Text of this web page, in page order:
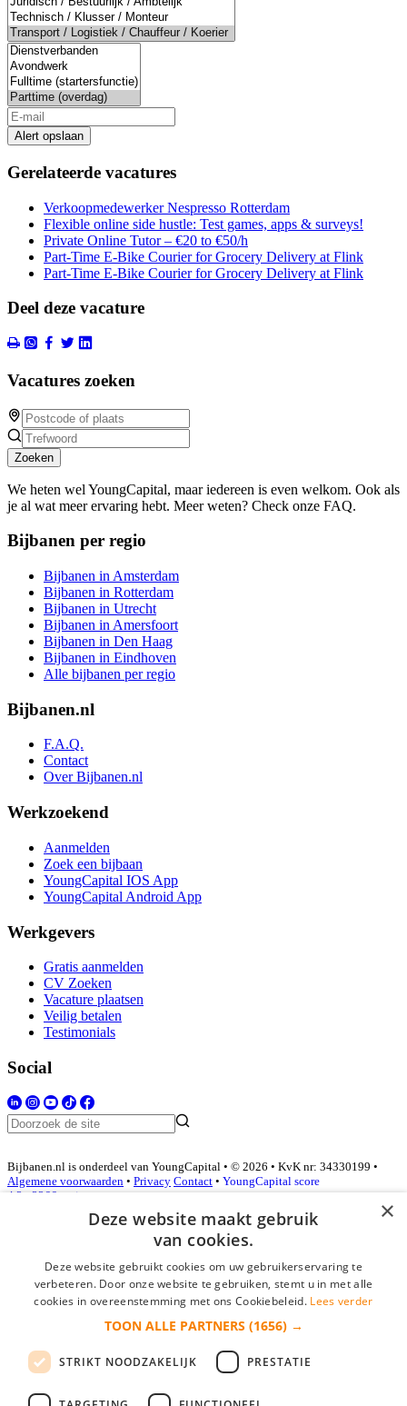
Alert opslaan
Gerelateerde vacatures
Verkoopmedewerker Nespresso Rotterdam
Flexible online side hustle: Test games, apps & surveys!
Private Online Tutor – €20 to €50/h
Part-Time E-Bike Courier for Grocery Delivery at Flink
Part-Time E-Bike Courier for Grocery Delivery at Flink
Deel deze vacature
Vacatures zoeken
Zoeken
We heten wel YoungCapital, maar iedereen is even welkom. Ook als
je al wat meer ervaring hebt. Meer weten? Check onze FAQ.
Bijbanen per regio
Bijbanen in Amsterdam
Bijbanen in Rotterdam
Bijbanen in Utrecht
Bijbanen in Amersfoort
Bijbanen in Den Haag
Bijbanen in Eindhoven
Alle bijbanen per regio
Bijbanen.nl
F.A.Q.
Contact
Over Bijbanen.nl
Werkzoekend
Aanmelden
Zoek een bijbaan
YoungCapital IOS App
YoungCapital Android App
Werkgevers
Gratis aanmelden
CV Zoeken
Vacature plaatsen
Veilig betalen
Testimonials
Social
Bijbanen.nl is onderdeel van YoungCapital • © 2026 • KvK nr: 34330199 •
Algemene voorwaarden • Privacy Contact • YoungCapital score
4.3 - 3366 reviews
Inloggen als bedrijf
*
login gegevens onthouden
login
×
Deze website maakt gebruik
van cookies.
Deze website gebruikt cookies om uw gebruikerservaring te
verbeteren. Door onze website te gebruiken, stemt u in met alle
cookies in overeenstemming met ons Cookiebeleid. Lees verder
TOON ALLE PARTNERS (1656) →
STRIKT NOODZAKELIJK PRESTATIE